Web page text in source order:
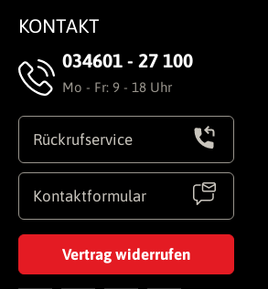
KONTAKT
034601 - 27 100
Mo - Fr: 9 - 18 Uhr
Rückrufservice
Kontaktformular
Vertrag widerrufen